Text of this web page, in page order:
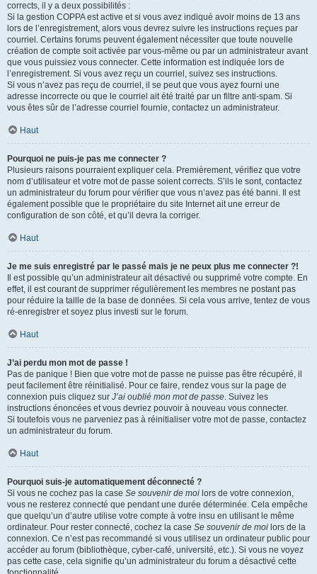
corrects, il y a deux possibilités :
Si la gestion COPPA est active et si vous avez indiqué avoir moins de 13 ans
lors de l’enregistrement, alors vous devrez suivre les instructions reçues par
courriel. Certains forums peuvent également nécessiter que toute nouvelle
création de compte soit activée par vous-même ou par un administrateur avant
que vous puissiez vous connecter. Cette information est indiquée lors de
l’enregistrement. Si vous avez reçu un courriel, suivez ses instructions.
Si vous n’avez pas reçu de courriel, il se peut que vous ayez fourni une
adresse incorrecte ou que le courriel ait été traité par un filtre anti-spam. Si
vous êtes sûr de l’adresse courriel fournie, contactez un administrateur.
Haut
Pourquoi ne puis-je pas me connecter ?
Plusieurs raisons pourraient expliquer cela. Premièrement, vérifiez que votre
nom d’utilisateur et votre mot de passe soient corrects. S’ils le sont, contactez
un administrateur du forum pour vérifier que vous n’avez pas été banni. Il est
également possible que le propriétaire du site Internet ait une erreur de
configuration de son côté, et qu’il devra la corriger.
Haut
Je me suis enregistré par le passé mais je ne peux plus me connecter ?!
Il est possible qu’un administrateur ait désactivé ou supprimé votre compte. En
effet, il est courant de supprimer régulièrement les membres ne postant pas
pour réduire la taille de la base de données. Si cela vous arrive, tentez de vous
ré-enregistrer et soyez plus investi sur le forum.
Haut
J’ai perdu mon mot de passe !
Pas de panique ! Bien que votre mot de passe ne puisse pas être récupéré, il
peut facilement être réinitialisé. Pour ce faire, rendez vous sur la page de
connexion puis cliquez sur J’ai oublié mon mot de passe. Suivez les
instructions énoncées et vous devriez pouvoir à nouveau vous connecter.
Si toutefois vous ne parveniez pas à réinitialiser votre mot de passe, contactez
un administrateur du forum.
Haut
Pourquoi suis-je automatiquement déconnecté ?
Si vous ne cochez pas la case Se souvenir de moi lors de votre connexion,
vous ne resterez connecté que pendant une durée déterminée. Cela empêche
que quelqu’un d’autre utilise votre compte à votre insu en utilisant le même
ordinateur. Pour rester connecté, cochez la case Se souvenir de moi lors de la
connexion. Ce n’est pas recommandé si vous utilisez un ordinateur public pour
accéder au forum (bibliothèque, cyber-café, université, etc.). Si vous ne voyez
pas cette case, cela signifie qu’un administrateur du forum a désactivé cette